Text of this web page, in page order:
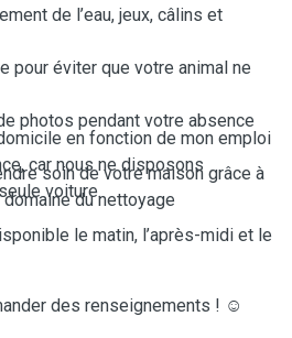
de l’eau, jeux, câlins et
pour éviter que votre animal ne
photos pendant votre absence
soin de votre maison grâce à
du nettoyage
en fonction de mon emploi
car nous ne disposons
voiture.
le matin, l’après-midi et le
des renseignements ! ☺️